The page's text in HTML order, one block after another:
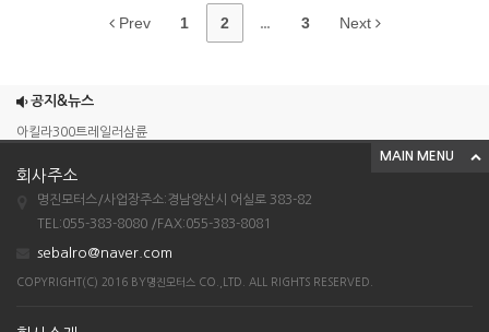
Prev 1 2 ... 3 Next
공지&뉴스
엠보이 125cc삼륜
아킬라300트레일러삼륜
조이맥스125cc삼륜
엠보이 125cc삼륜
아킬라300트레일러삼륜
MAIN MENU
회사주소
명진모터스/사업장주소:경남양산시 어실로 383-82
TEL:055-383-8080 /FAX:055-383-8081
sebalro@naver.com
COPYRIGHT(C) 2016 BY명진모터스 CO.,LTD. ALL RIGHTS RESERVED.